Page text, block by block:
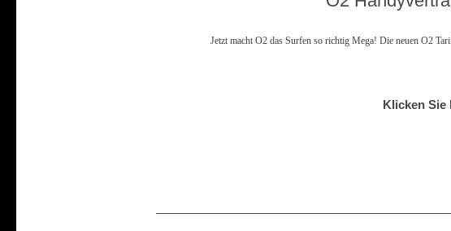
Jetzt macht O2 das Surfen so richtig Mega! Die neuen O2
Klicken Sie